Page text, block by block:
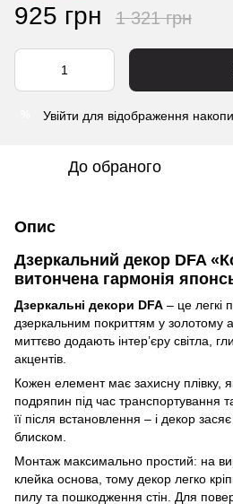
925 грн 1 321 грн
Увійти для відображення
До обраного
Опис
Дзеркальний декор DFA
витончена гармонія
Дзеркальні декори DFA – це легкі
дзеркальним покриттям у золотому
миттєво додають інтер’єру світла,
акцентів.
Кожен елемент має захисну плівку,
подряпин під час транспортування
її після встановлення – і декор
блиском.
Монтаж максимально простий: на
клейка основа, тому декор легко
пилу та пошкодження стін. Для